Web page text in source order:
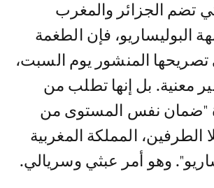
تضم الجزائر والمغرب
البوليساريو، فإن الطغمة
تصريحها المنشور يوم السبت،
معنية. بل إنها تطلب من
"ضمان نفس المستوى من
الطرفين، المملكة المغربية
وهو أمر عبثي وسريالي.